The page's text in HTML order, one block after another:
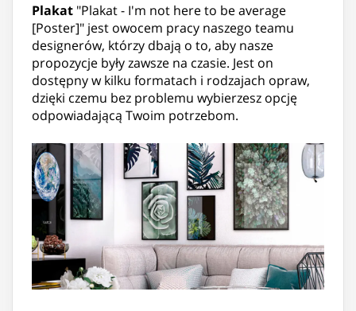
Plakat "Plakat - I'm not here to be average
[Poster]" jest owocem pracy naszego teamu
designerów, którzy dbają o to, aby nasze
propozycje były zawsze na czasie. Jest on
dostępny w kilku formatach i rodzajach opraw,
dzięki czemu bez problemu wybierzesz opcję
odpowiadającą Twoim potrzebom.